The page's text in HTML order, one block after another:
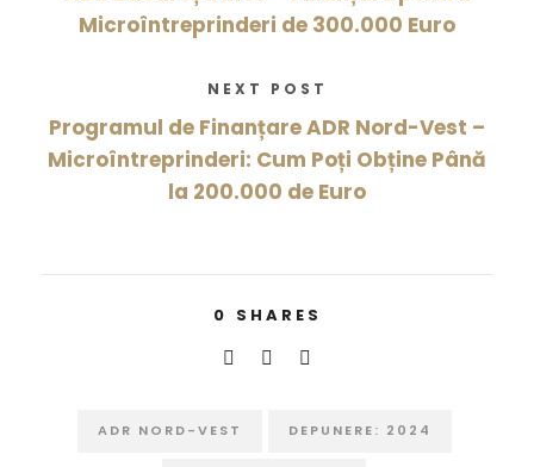
Microîntreprinderi de 300.000 Euro
NEXT POST
Programul de Finanțare ADR Nord-Vest –
Microîntreprinderi: Cum Poți Obține Până
la 200.000 de Euro
0 SHARES
ADR NORD-VEST DEPUNERE: 2024